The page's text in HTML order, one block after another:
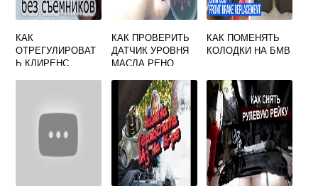
КАК
ОТРЕГУЛИРОВАТ
Ь КЛИРЕНС
КАК ПРОВЕРИТЬ
ДАТЧИК УРОВНЯ
МАСЛА РЕНО
КАК ПОМЕНЯТЬ
КОЛОДКИ НА БМВ